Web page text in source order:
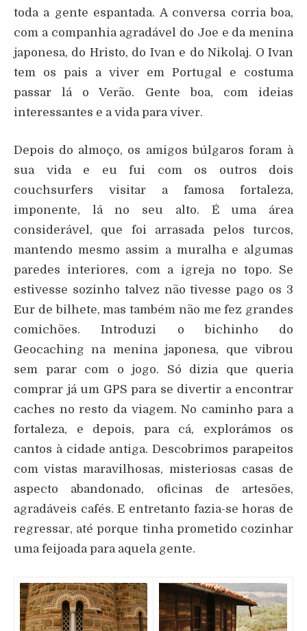
toda a gente espantada. A conversa corria boa,
com a companhia agradável do Joe e da menina
japonesa, do Hristo, do Ivan e do Nikolaj. O Ivan
tem os pais a viver em Portugal e costuma
passar lá o Verão. Gente boa, com ideias
interessantes e a vida para viver.
Depois do almoço, os amigos búlgaros foram à
sua vida e eu fui com os outros dois
couchsurfers visitar a famosa fortaleza,
imponente, lá no seu alto. É uma área
considerável, que foi arrasada pelos turcos,
mantendo mesmo assim a muralha e algumas
paredes interiores, com a igreja no topo. Se
estivesse sozinho talvez não tivesse pago os 3
Eur de bilhete, mas também não me fez grandes
comichões. Introduzi o bichinho do
Geocaching na menina japonesa, que vibrou
sem parar com o jogo. Só dizia que queria
comprar já um GPS para se divertir a encontrar
caches no resto da viagem. No caminho para a
fortaleza, e depois, para cá, explorámos os
cantos à cidade antiga. Descobrimos parapeitos
com vistas maravilhosas, misteriosas casas de
aspecto abandonado, oficinas de artesões,
agradáveis cafés. E entretanto fazia-se horas de
regressar, até porque tinha prometido cozinhar
uma feijoada para aquela gente.